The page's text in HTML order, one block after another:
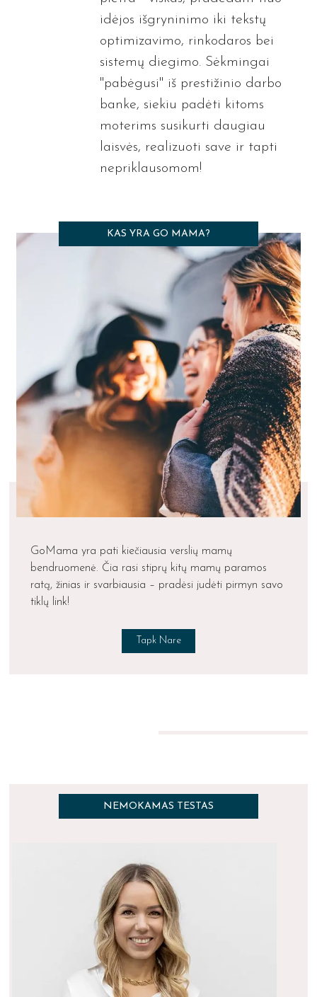
idėjos išgryninimo iki tekstų
optimizavimo, rinkodaros bei
sistemų diegimo. Sėkmingai
"pabėgusi" iš prestižinio darbo
banke, siekiu padėti kitoms
moterims susikurti daugiau
laisvės, realizuoti save ir tapti
nepriklausomom!
KAS YRA GO MAMA?
GoMama yra pati kiečiausia verslių mamų
bendruomenė. Čia rasi stiprų kitų mamų paramos
ratą, žinias ir svarbiausia – pradėsi judėti pirmyn savo
tiklų link!
Tapk Nare
NEMOKAMAS TESTAS